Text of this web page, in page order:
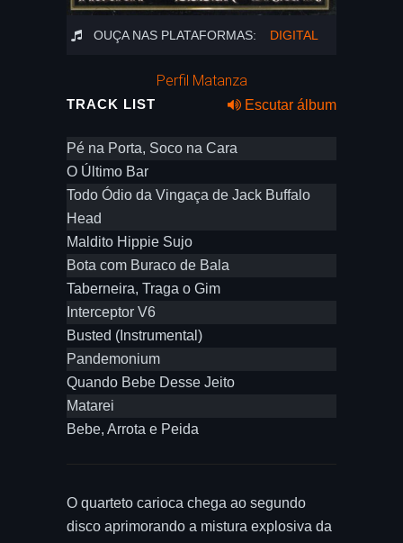
OUÇA NAS PLATAFORMAS: DIGITAL
Perfil Matanza
TRACK LIST Escutar álbum
Pé na Porta, Soco na Cara
O Último Bar
Todo Ódio da Vingaça de Jack Buffalo
Head
Maldito Hippie Sujo
Bota com Buraco de Bala
Taberneira, Traga o Gim
Interceptor V6
Busted (Instrumental)
Pandemonium
Quando Bebe Desse Jeito
Matarei
Bebe, Arrota e Peida
O quarteto carioca chega ao segundo
disco aprimorando a mistura explosiva da